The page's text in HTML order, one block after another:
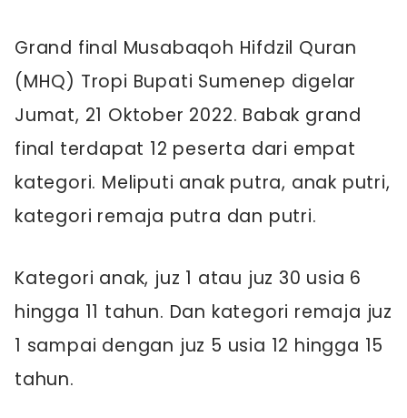
Grand final Musabaqoh Hifdzil Quran
(MHQ) Tropi Bupati Sumenep digelar
Jumat, 21 Oktober 2022. Babak grand
final terdapat 12 peserta dari empat
kategori. Meliputi anak putra, anak putri,
kategori remaja putra dan putri.
Kategori anak, juz 1 atau juz 30 usia 6
hingga 11 tahun. Dan kategori remaja juz
1 sampai dengan juz 5 usia 12 hingga 15
tahun.